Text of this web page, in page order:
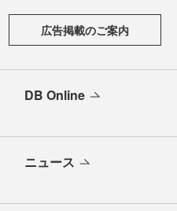
広告掲載のご案内
DB Online
ニュース